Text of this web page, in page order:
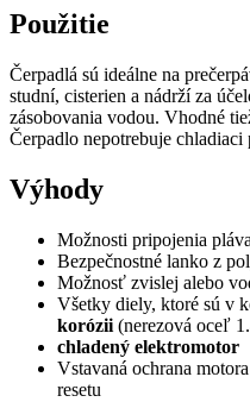
Použitie
Čerpadlá sú ideálne na
studní, cisterien a nádrží za
zásobovania vodou. Vhodné
Čerpadlo nepotrebuje chladiaci
Výhody
Možnosti pripojenia
Bezpečnostné lanko z
Možnosť zvislej alebo
Všetky diely, ktoré sú v
korózii (nerezová oceľ
chladený elektromotor
Vstavaná ochrana
resetu